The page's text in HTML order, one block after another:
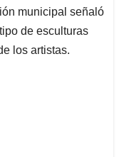
municipal señaló
de esculturas
los artistas.